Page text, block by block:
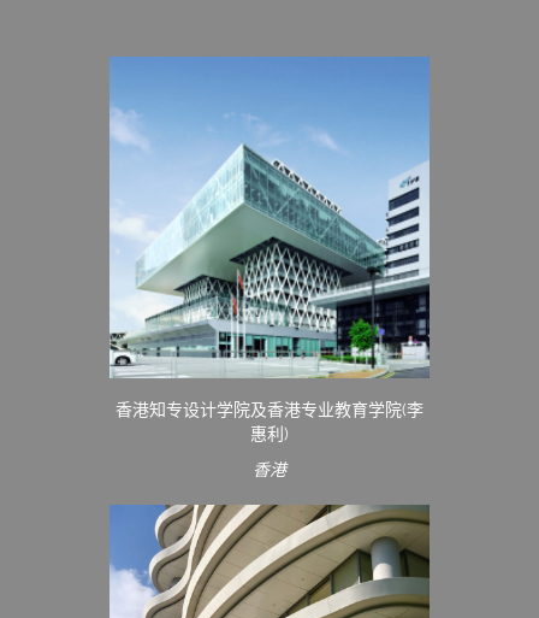
香港知专设计学院及香港专业教育学院(李
惠利)
香港